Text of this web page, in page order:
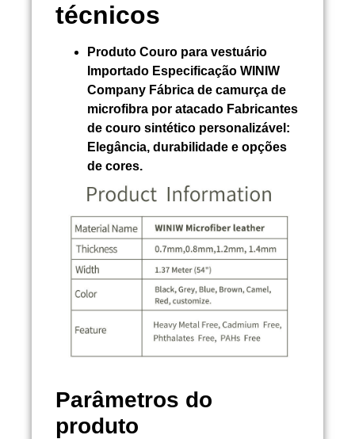
técnicos
Produto Couro para vestuário
Importado Especificação WINIW
Company Fábrica de camurça de
microfibra por atacado Fabricantes
de couro sintético personalizável:
Elegância, durabilidade e opções
de cores.
Parâmetros do
produto